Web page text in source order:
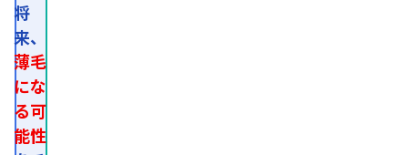
将
来、
薄毛
にな
る可
能性